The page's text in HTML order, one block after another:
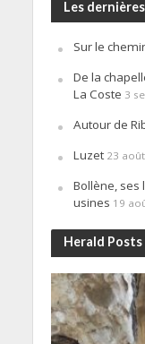
Les
Sur le
De la
La Coste 3
Autour de
Luzet 23
Bollène, ses
usines 19
Herald Posts